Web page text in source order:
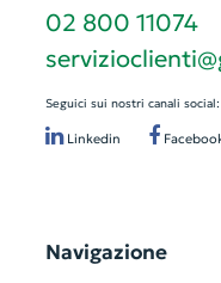
02 800 11074
Seguici sui nostri canali social:
Linkedin
Navigazione